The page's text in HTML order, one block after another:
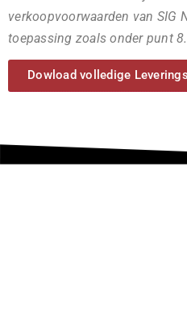
verkoopvoorwaarden van SIG
toepassing zoals onder punt
Dowload volledige